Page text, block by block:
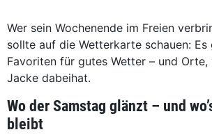
Wer sein Wochenende im Freien
sollte auf die Wetterkarte schauen:
Favoriten für gutes Wetter – und
Jacke dabeihat.
Wo der Samstag glänzt – und
bleibt